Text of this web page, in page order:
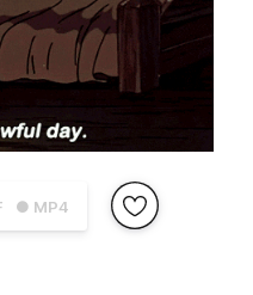
● MP4